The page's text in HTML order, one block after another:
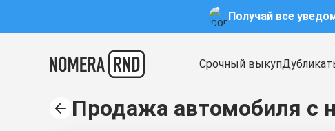
Получай все
Срочный выкуп
Продажа автомобиля с